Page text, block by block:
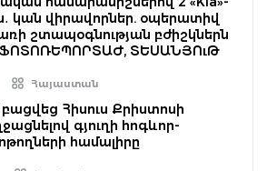
ն․ կան վիրավորներ. օպերատիվ
շտապօգնության բժիշկներն
ՖՈՏՈՌԵՊՈՐՏԱԺ, ՏԵՍԱՆՅՈւԹ
Հայաստան
Հիսուս Քրիստոսի
գյուղի հոգևոր-
համալիրը